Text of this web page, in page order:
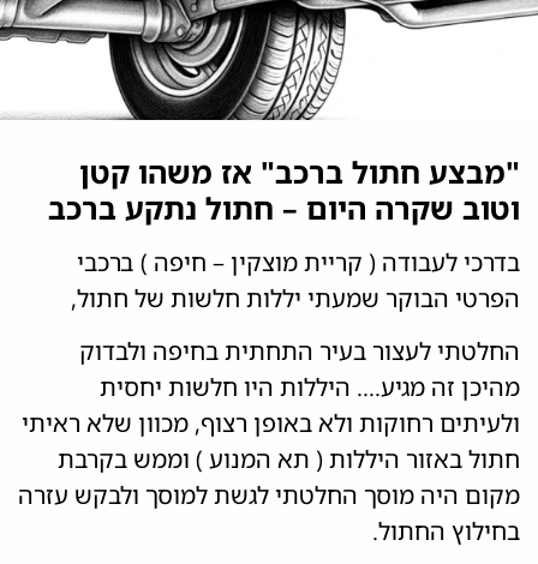
"מבצע חתול ברכב" אז משהו קטן
וטוב שקרה היום – חתול נתקע ברכב
בדרכי לעבודה ( קריית מוצקין – חיפה ) ברכבי
הפרטי הבוקר שמעתי יללות חלשות של חתול,
החלטתי לעצור בעיר התחתית בחיפה ולבדוק
מהיכן זה מגיע…. היללות היו חלשות יחסית
ולעיתים רחוקות ולא באופן רצוף, מכוון שלא ראיתי
חתול באזור היללות ( תא המנוע ) וממש בקרבת
מקום היה מוסך החלטתי לגשת למוסך ולבקש עזרה
בחילוץ החתול.